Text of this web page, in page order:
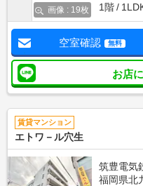
画像 : 19枚
1階
空室確認 無料
お店
賃貸マンション
エトワ－ル穴生
筑豊電気
福岡県北